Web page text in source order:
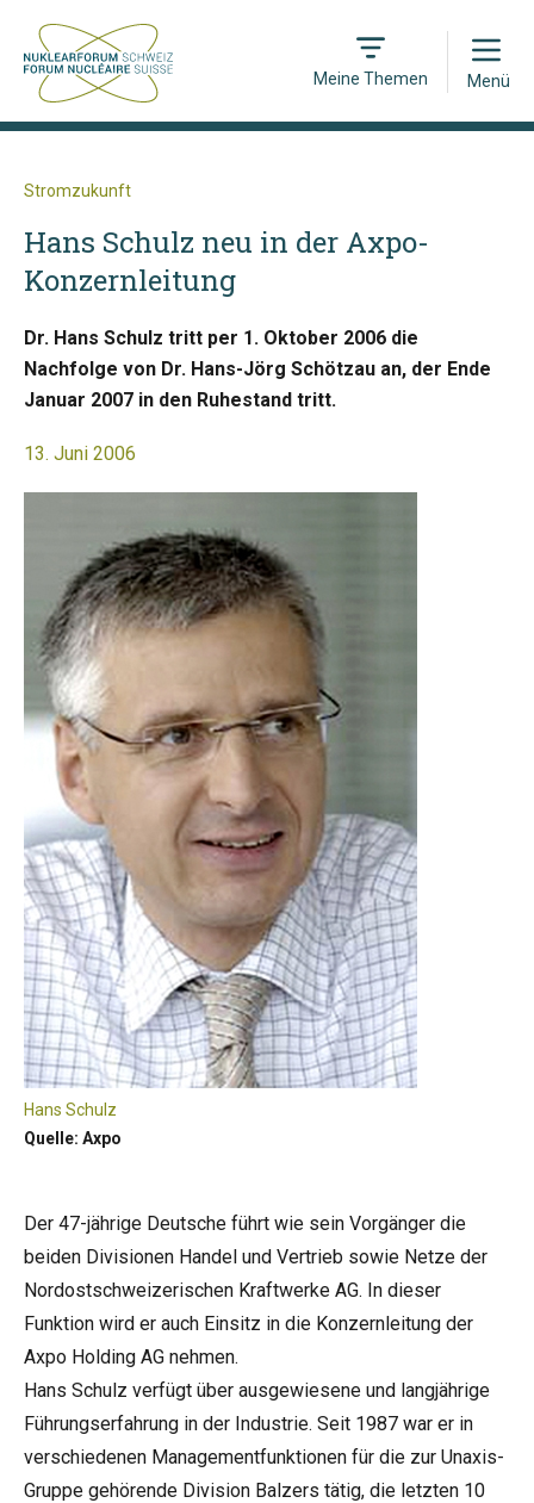
Meine Themen
Open
Menü
Stromzukunft
Hans Schulz neu in der Axpo-
Konzernleitung
Dr. Hans Schulz tritt per 1. Oktober 2006 die
Nachfolge von Dr. Hans-Jörg Schötzau an, der Ende
Januar 2007 in den Ruhestand tritt.
13. Juni 2006
Hans Schulz
Quelle: Axpo
Der 47-jährige Deutsche führt wie sein Vorgänger die
beiden Divisionen Handel und Vertrieb sowie Netze der
Nordostschweizerischen Kraftwerke AG. In dieser
Funktion wird er auch Einsitz in die Konzernleitung der
Axpo Holding AG nehmen.
Hans Schulz verfügt über ausgewiesene und langjährige
Führungserfahrung in der Industrie. Seit 1987 war er in
verschiedenen Managementfunktionen für die zur Unaxis-
Gruppe gehörende Division Balzers tätig, die letzten 10